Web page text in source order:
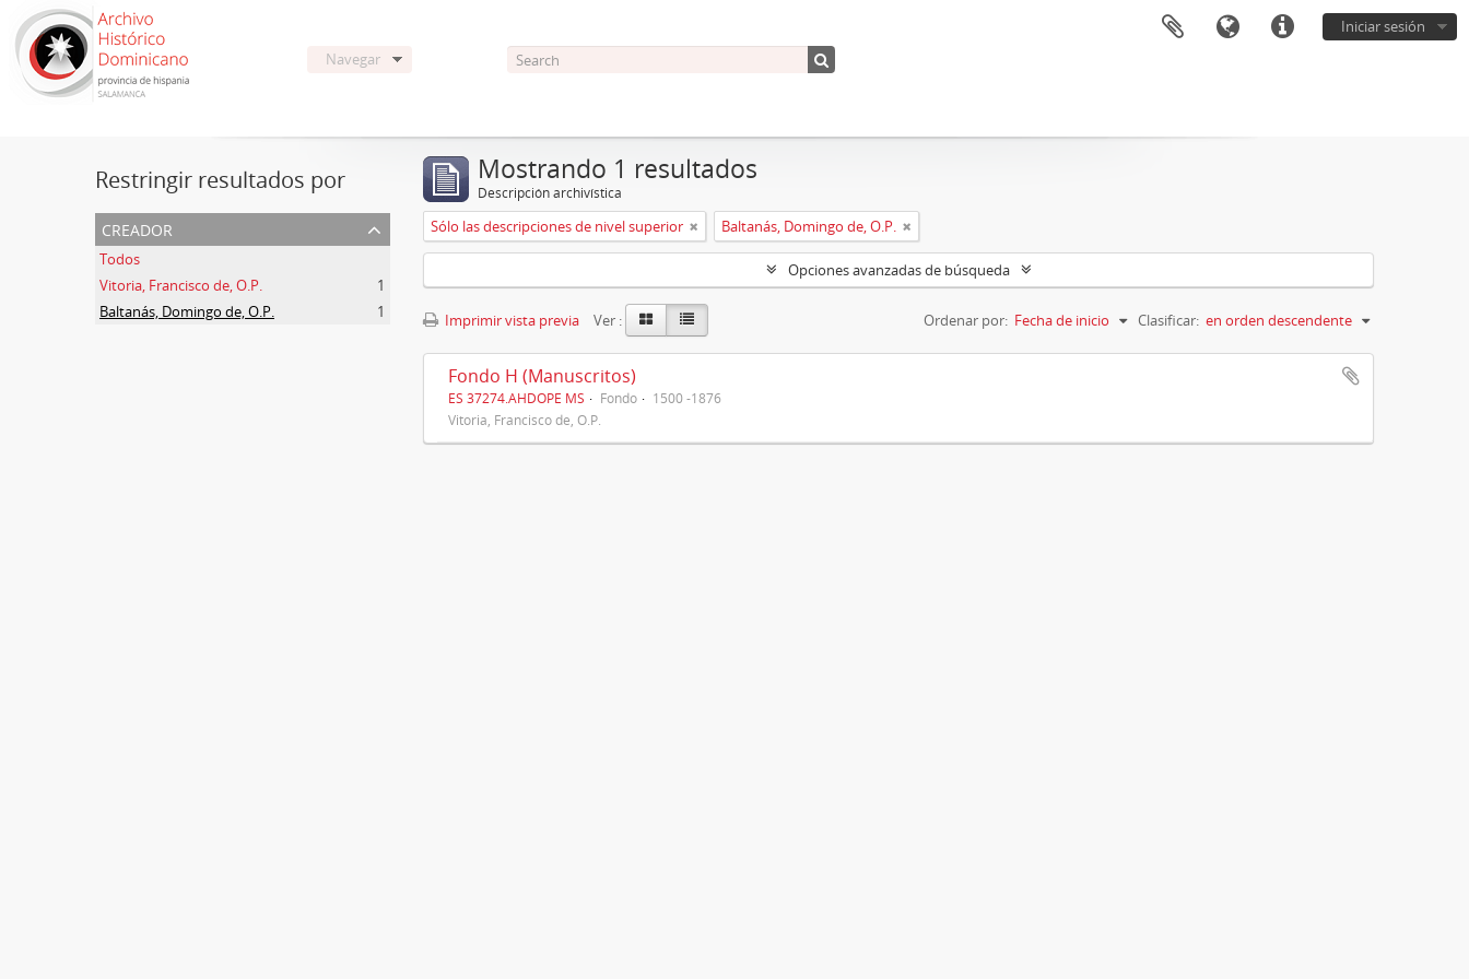
Iniciar sesión
Navegar
Restringir resultados por
creador
Todos
Vitoria, Francisco de, O.P.
1
Baltanás, Domingo de, O.P.
1
Mostrando 1 resultados
Descripción archivística
Sólo las descripciones de nivel superior Baltanás, Domingo de, O.P.
Opciones avanzadas de búsqueda
Imprimir vista previa Ver : Ordenar por: Fecha de inicio Clasificar: en orden descendente
Fondo H (Manuscritos)
ES 37274.AHDOPE MS Fondo
1500 -1876
Vitoria, Francisco de, O.P.